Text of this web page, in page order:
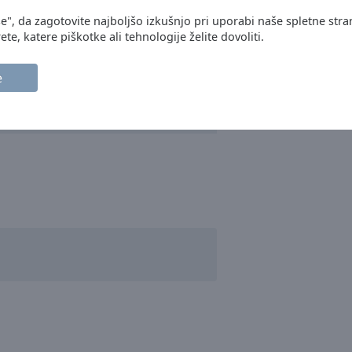
da zagotovite najboljšo izkušnjo pri uporabi naše spletne
katere piškotke ali tehnologije želite dovoliti.